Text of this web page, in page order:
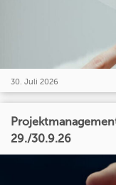
30. Juli 2026
29./30.9.26